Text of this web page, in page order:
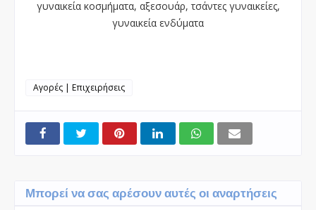
γυναικεία κοσμήματα, αξεσουάρ, τσάντες γυναικείες,
γυναικεία ενδύματα
Αγορές | Επιχειρήσεις
Μπορεί να σας αρέσουν αυτές οι αναρτήσεις